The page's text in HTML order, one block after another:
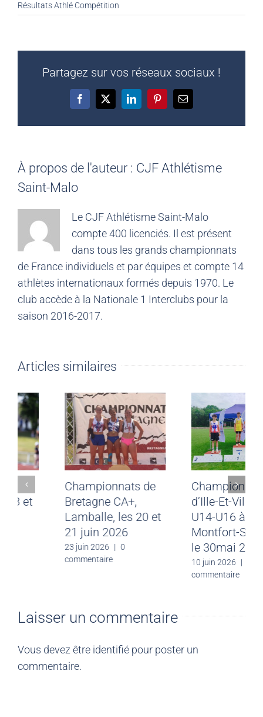
Résultats Athlé Compétition
Partagez sur vos réseaux sociaux !
Facebook
X LinkedInPinterestEmail
À propos de l'auteur : CJF Athlétisme
Saint-Malo
Le CJF Athlétisme Saint-Malo
compte 400 licenciés. Il est présent
dans tous les grands championnats
de France individuels et par équipes et compte 14
athlètes internationaux formés depuis 1970. Le
club accède à la Nationale 1 Interclubs pour la
saison 2016-2017.
Articles similaires
Résultats du
weekend des 13 et
14 juin 2026
| 0
commentaire
Championnats de
Bretagne CA+,
Lamballe, les 20 et
21 juin 2026
|
0
commentaire
commentaire.